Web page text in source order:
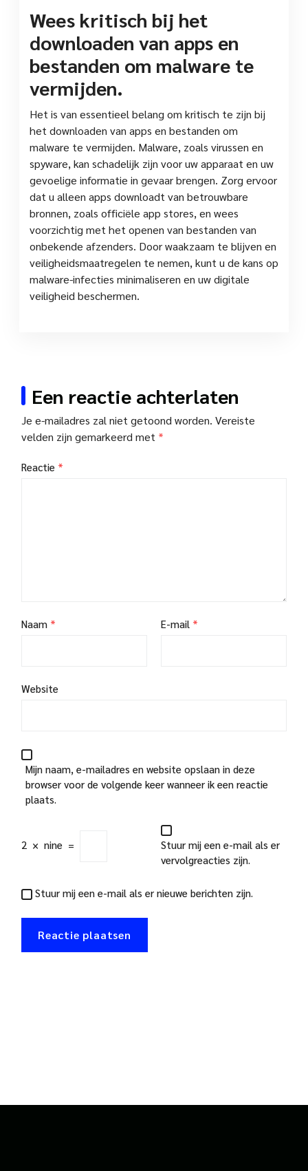
Wees kritisch bij het
downloaden van apps en
bestanden om malware te
vermijden.
Het is van essentieel belang om kritisch te zijn bij
het downloaden van apps en bestanden om
malware te vermijden. Malware, zoals virussen en
spyware, kan schadelijk zijn voor uw apparaat en uw
gevoelige informatie in gevaar brengen. Zorg ervoor
dat u alleen apps downloadt van betrouwbare
bronnen, zoals officiële app stores, en wees
voorzichtig met het openen van bestanden van
onbekende afzenders. Door waakzaam te blijven en
veiligheidsmaatregelen te nemen, kunt u de kans op
malware-infecties minimaliseren en uw digitale
veiligheid beschermen.
Een reactie achterlaten
Je e-mailadres zal niet getoond worden. Vereiste
velden zijn gemarkeerd met *
Reactie *
Naam * E-mail *
Website
Mijn naam, e-mailadres en website opslaan in deze
browser voor de volgende keer wanneer ik een reactie
plaats.
2 × nine =
Stuur mij een e-mail als er
vervolgreacties zijn.
Stuur mij een e-mail als er nieuwe berichten zijn.